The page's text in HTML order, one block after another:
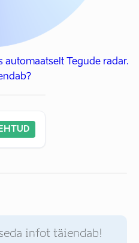
Tegude radar.
infot täiendab!